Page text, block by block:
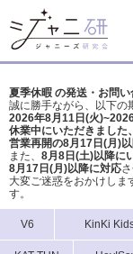
夏季休暇 の発送・お問
誠に勝手ながら、以下の
2026年8月11日(火
休業中にいただきました
営業再開の8月17日(月)
また、 8月8日(土)以降に
8月17日(月)以降に対応
大変ご迷惑をおかけしま
す。
V6 KinKi